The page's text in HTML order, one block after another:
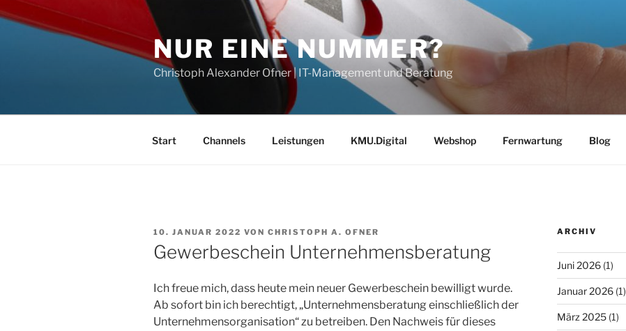
Zum
Inhalt
NUR EINE NUMMER?
Christoph Alexander Ofner | IT-Management und Beratung
Start Channels Leistungen KMU.Digital Webshop Fernwartung Blog
VERÖFFENTLICHT
AM
10. JANUAR 2022 VON CHRISTOPH A. OFNER
Gewerbeschein Unternehmensberatung
Ich freue mich, dass heute mein neuer Gewerbeschein bewilligt wurde.
Ab sofort bin ich berechtigt, „Unternehmensberatung einschließlich der
Unternehmensorganisation“ zu betreiben. Den Nachweis für dieses
ARCHIV
Juni 2026(1)
Januar 2026(1)
März 2025(1)